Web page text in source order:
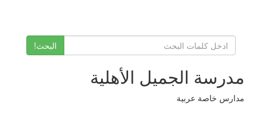
البحث!
مدرسة الجميل الأهلية
مدارس خاصة عربية